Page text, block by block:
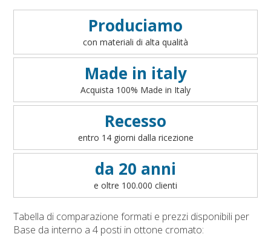
Accessori bandiere da tavolo
Accessori per sbandieratori
Accessori bandiere per auto
Art. 1 - Oggetto del contratto
Art. 2 - Informazioni precontrattuali per il consumatore
- art. 49 del D.lgs 206/2005
Art. 3 - Conclusione ed efficacia del contratto
Art. 4 - Disponibilità dei prodotti
Art. 5 - Modalità di pagamento
Art. 6 - Prezzi
Art. 7 - Diritto di recesso
Art. 8 - Garanzia legale di conformità
Art. 10 - Responsabilità
Art. 11 - Accesso al sito
Art. 13 - Integralità
Produciamo
con materiali di alta qualità
Made in italy
Acquista 100% Made in Italy
Recesso
entro 14 giorni dalla ricezione
da 20 anni
e oltre 100.000 clienti
Tabella di comparazione formati e prezzi disponibili per
Base da interno a 4 posti in ottone cromato: